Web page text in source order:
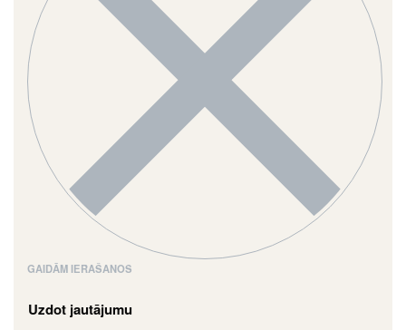
GAIDĀM IERAŠANOS
Uzdot jautājumu